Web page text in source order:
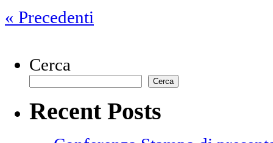
« Precedenti
Cerca
Cerca
Recent Posts